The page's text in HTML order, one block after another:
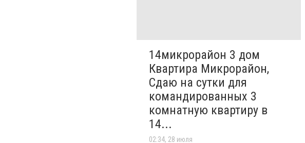
14микрорайон 3 дом
Квартира Микрорайон,
Сдаю на сутки для
командированных 3
комнатную квартиру в
14...
02:34, 28 июля